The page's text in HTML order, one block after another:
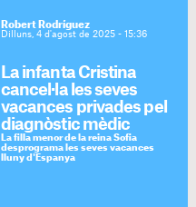
Robert Rodríguez
Dilluns, 4 d'agost de 2025 - 15:36
La infanta Cristina
cancel·la les seves
vacances privades pel
diagnòstic mèdic
La filla menor de la reina Sofia
desprograma les seves vacances
lluny d'Espanya